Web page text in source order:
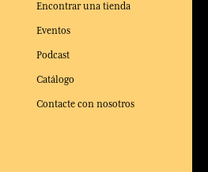
Encontrar una tienda
Eventos
Podcast
Catálogo
Contacte con nosotros